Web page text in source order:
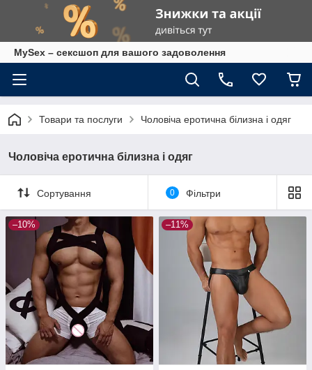
MySex – сексшоп для вашого задоволення
Товари та послуги Чоловіча еротична білизна і одяг
Чоловіча еротична білизна і одяг
Сортування 0 Фільтри
–10% –11%